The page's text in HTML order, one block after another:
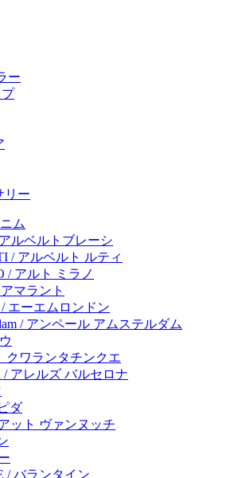
ー
リー
ム
ルベルトブレーシ
/ アルベルト ルティ
/ アルト ミラノ
マラント
エーエムロンドン
/ アンペール アムステルダム
クワランタチンクエ
/ アレルズ バルセロナ
ダ
ット ヴァンヌッチ
バランタイン